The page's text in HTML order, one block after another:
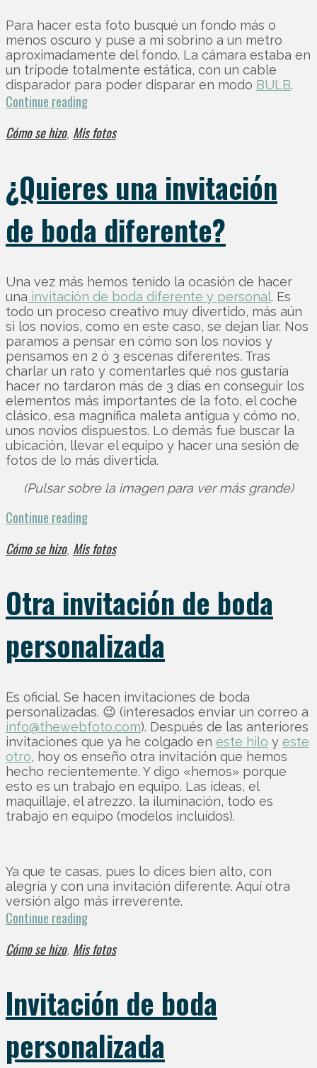
Para hacer esta foto busqué un fondo más o
menos oscuro y puse a mi sobrino a un metro
aproximadamente del fondo. La cámara estaba en
un trípode totalmente estática, con un cable
disparador para poder disparar en modo BULB.
Continue reading
Cómo se hizo, Mis fotos
¿Quieres una invitación
de boda diferente?
Una vez más hemos tenido la ocasión de hacer
una invitación de boda diferente y personal. Es
todo un proceso creativo muy divertido, más aún
si los novios, como en este caso, se dejan liar. Nos
paramos a pensar en cómo son los novios y
pensamos en 2 ó 3 escenas diferentes. Tras
charlar un rato y comentarles qué nos gustaría
hacer no tardaron más de 3 días en conseguir los
elementos más importantes de la foto, el coche
clásico, esa magnífica maleta antigua y cómo no,
unos novios dispuestos. Lo demás fue buscar la
ubicación, llevar el equipo y hacer una sesión de
fotos de lo más divertida.
(Pulsar sobre la imagen para ver más grande)
Continue reading
Cómo se hizo, Mis fotos
Otra invitación de boda
personalizada
Es oficial. Se hacen invitaciones de boda
personalizadas. 😉 (interesados enviar un correo a
info@thewebfoto.com). Después de las anteriores
invitaciones que ya he colgado en este hilo y este
otro, hoy os enseño otra invitación que hemos
hecho recientemente. Y digo «hemos» porque
esto es un trabajo en equipo. Las ideas, el
maquillaje, el atrezzo, la iluminación, todo es
trabajo en equipo (modelos incluídos).
Ya que te casas, pues lo dices bien alto, con
alegría y con una invitación diferente. Aquí otra
versión algo más irreverente.
Continue reading
Cómo se hizo, Mis fotos
Invitación de boda
personalizada